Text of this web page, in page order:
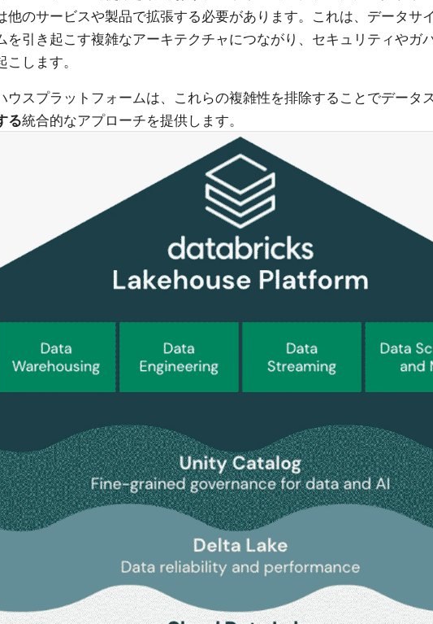
他のサービスや製品で拡張する必要があります。これは、データサ
を引き起こす複雑なアーキテクチャにつながり、セキュリティやガ
こします。
ウスプラットフォームは、これらの複雑性を排除することでデータ
る統合的なアプローチを提供します。